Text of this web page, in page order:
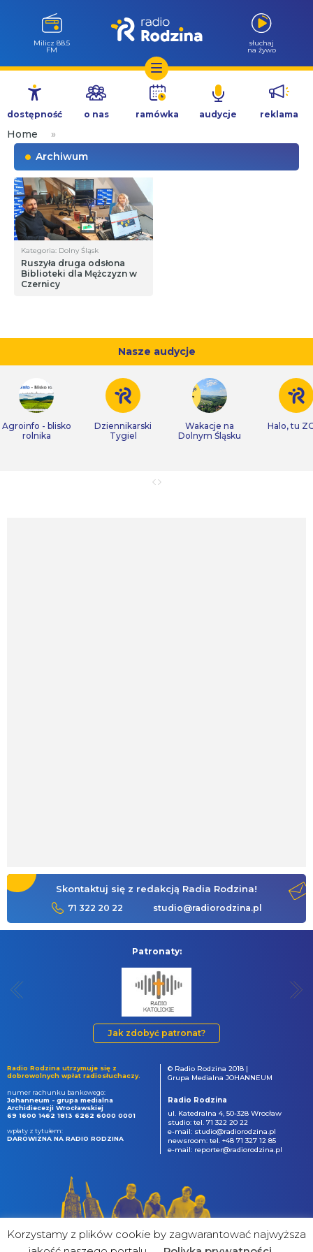
Przejdź
treści
Milicz 88.5
FM
słuchaj
na żywo
dostępność o nas ramówka audycje reklama
Home
»
Archiwum
Kategoria: Dolny Śląsk
Ruszyła druga odsłona
Biblioteki dla Mężczyzn w
Czernicy
Nasze audycje
Agroinfo - blisko
rolnika
Dziennikarski
Tygiel
Wakacje na
Dolnym Śląsku
Halo, tu
Skontaktuj się z redakcją Radia Rodzina!
71 322 20 22 studio@radiorodzina.pl
Patronaty:
Jak zdobyć patronat?
Radio Rodzina utrzymuje się z
dobrowolnych wpłat radiosłuchaczy.
numer rachunku bankowego:
Johanneum - grupa medialna
Archidiecezji Wrocławskiej
69 1600 1462 1813 6262 6000 0001
wpłaty z tytułem:
DAROWIZNA NA RADIO RODZINA
© Radio Rodzina 2018 |
Grupa Medialna JOHANNEUM
Radio Rodzina
ul. Katedralna 4, 50-328 Wrocław
studio: tel. 71 322 20 22
e-mail: studio@radiorodzina.pl
newsroom: tel. +48 71 327 12 85
e-mail: reporter@radiorodzina.pl
Korzystamy z plików cookie by zagwarantować najwyższa